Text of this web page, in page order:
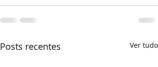
Posts recentes Ver tudo